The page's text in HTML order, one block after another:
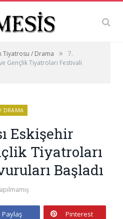
Tiyatrosu / Drama »
7.
Gençlik Tiyatroları Festivali
DRAMA
Eskişehir
Tiyatroları
Başladı
Paylaş Pinterest